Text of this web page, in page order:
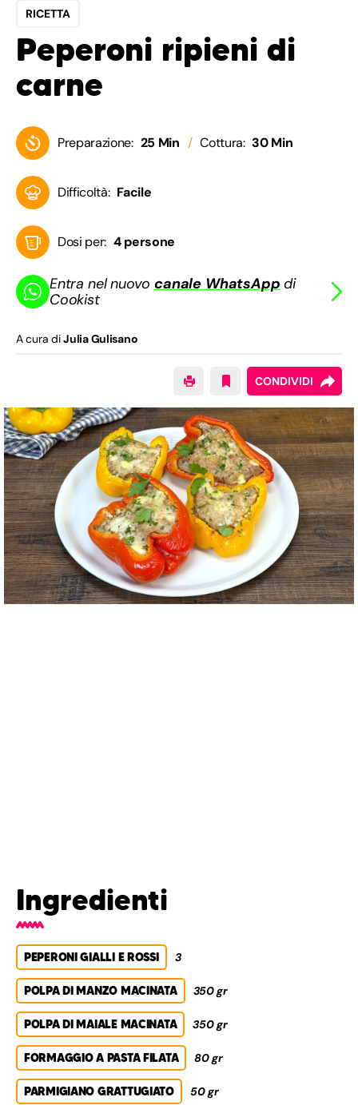
RICETTA
Peperoni ripieni di
carne
Preparazione: 25 Min Cottura: 30 Min
Difficoltà: Facile
Dosi per: 4 persone
Entra nel nuovocanale WhatsApp di
Cookist
A cura diJulia Gulisano
CONDIVIDI
Ingredienti
PEPERONI GIALLI E ROSSI 3
POLPA DI MANZO MACINATA 350 gr
POLPA DI MAIALE MACINATA 350 gr
FORMAGGIO A PASTA FILATA 80 gr
PARMIGIANO GRATTUGIATO 50 gr